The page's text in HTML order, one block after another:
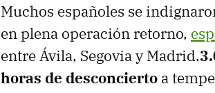
Muchos españoles se
en plena operación retorno,
entre Ávila, Segovia y Madrid.
horas de desconcierto a